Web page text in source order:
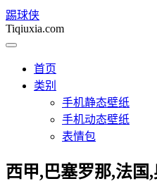
踢球侠
Tiqiuxia.com
首页
类别
手机静态壁纸
手机动态壁纸
表情包
西甲,巴塞罗那,法国